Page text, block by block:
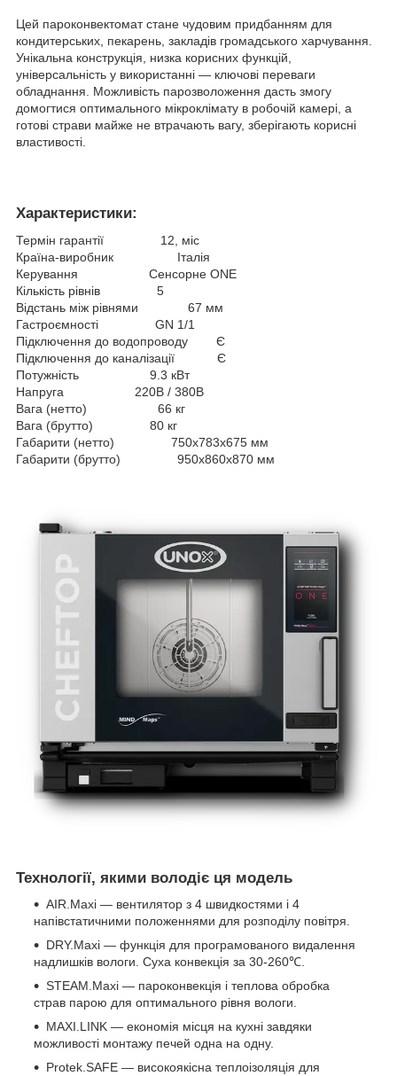
Цей пароконвектомат стане чудовим придбанням для
кондитерських, пекарень, закладів громадського харчування.
Унікальна конструкція, низка корисних функцій,
універсальність у використанні — ключові переваги
обладнання. Можливість парозволоження дасть змогу
домогтися оптимального мікроклімату в робочій камері, а
готові страви майже не втрачають вагу, зберігають корисні
властивості.
Характеристики:
Термін гарантії 12, міс
Країна-виробник Італія
Керування Сенсорне ONE
Кількість рівнів 5
Відстань між рівнями 67 мм
Гастроємності GN 1/1
Підключення до водопроводу Є
Підключення до каналізації Є
Потужність 9.3 кВт
Напруга 220В / 380В
Вага (нетто) 66 кг
Вага (брутто) 80 кг
Габарити (нетто) 750x783x675 мм
Габарити (брутто) 950x860x870 мм
Технології, якими володіє ця модель
AIR.Maxi — вентилятор з 4 швидкостями і 4
напівстатичними положеннями для розподілу повітря.
DRY.Maxi — функція для програмованого видалення
надлишків вологи. Суха конвекція за 30-260℃.
STEAM.Maxi — пароконвекція і теплова обробка
страв парою для оптимального рівня вологи.
MAXI.LINK — економія місця на кухні завдяки
можливості монтажу печей одна на одну.
Protek.SAFE — високоякісна теплоізоляція для